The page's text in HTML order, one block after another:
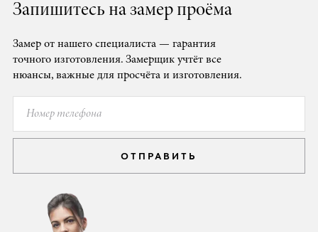
Запишитесь на замер проёма
Замер от нашего специалиста — гарантия
точного изготовления. Замерщик учтёт все
нюансы, важные для просчёта и изготовления.
ОТПРАВИТЬ